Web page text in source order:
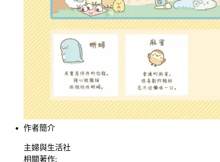
作者簡介
主婦與生活社
相關著作: